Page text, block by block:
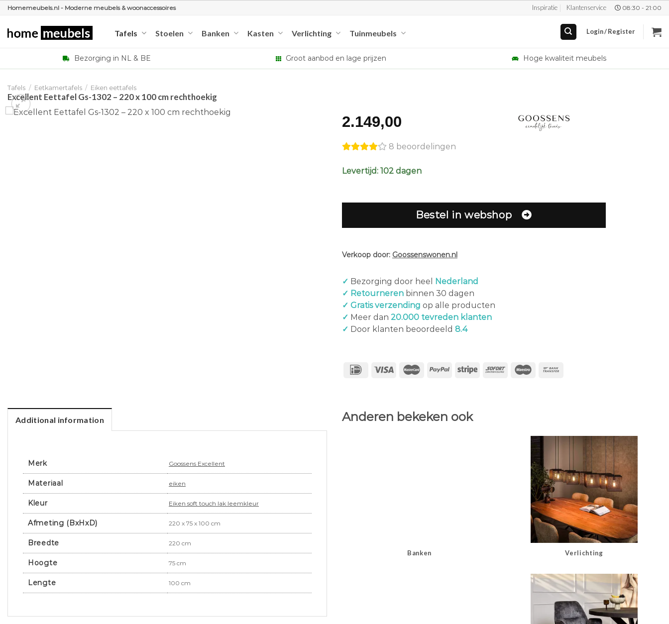
Ga
inhoud
Homemeubels.nl - Moderne meubels & woonaccessoires Inspiratie Klantenservice 08:30 - 21:00
Tafels Stoelen Banken Kasten Verlichting Tuinmeubels Login / Register
Bezorging in NL & BE Groot aanbod en lage prijzen Hoge kwaliteit meubels
Tafels / Eetkamertafels / Eiken eettafels
Excellent Eettafel Gs-1302 – 220 x 100 cm rechthoekig
2.149,00
8 beoordelingen
Levertijd: 102 dagen
Bestel in webshop
Verkoop door: Goossenswonen.nl
✓ Bezorging door heel
Nederland
✓ Retourneren binnen 30 dagen
✓ Gratis verzending op alle producten
✓ Meer dan 20.000 tevreden klanten
✓ Door klanten beoordeeld 8.4
Additional information
Merk Goossens Excellent
Materiaal eiken
Kleur Eiken soft touch lak leemkleur
Afmeting (BxHxD) 220 x 75 x 100 cm
Breedte 220 cm
Hoogte 75 cm
Lengte 100 cm
Anderen bekeken ook
Banken Verlichting